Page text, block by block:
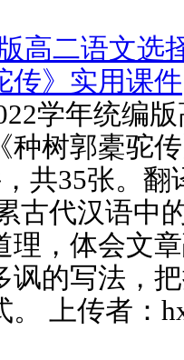
高二语文选
传》实用课件
学年统编
种树郭橐驼
共35张。翻
古代汉语中
理，体会文
讽的写法，
。 上传者：